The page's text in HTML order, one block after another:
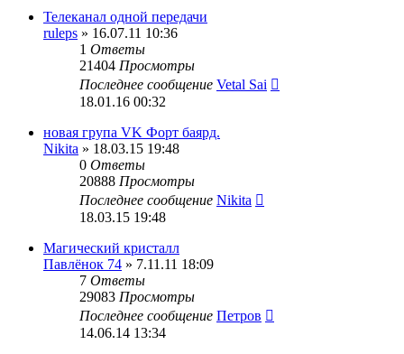
Телеканал одной передачи
ruleps » 16.07.11 10:36
1 Ответы
21404 Просмотры
Последнее сообщение Vetal Sai
18.01.16 00:32
новая група VK Форт баярд.
Nikita » 18.03.15 19:48
0 Ответы
20888 Просмотры
Последнее сообщение Nikita
18.03.15 19:48
Магический кристалл
Павлёнок 74 » 7.11.11 18:09
7 Ответы
29083 Просмотры
Последнее сообщение Петров
14.06.14 13:34